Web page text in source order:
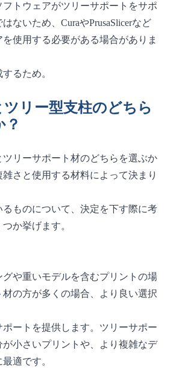
トウェアがツリーサポートをサポ
ないため、CuraやPrusaSlicerなど
使用する必要がある場合がありま
るため。
リー型支柱のどちら
？
リーサポート材のどちらを選ぶか
さと使用する材料によって決まり
ものについて、決定を下す際に考
か挙げます。
や重いモデルを含むプリントの場
の方が多くの場合、より良い選択
ートを提供します。ツリーサポー
が小さいプリントや、より複雑なデ
適です。